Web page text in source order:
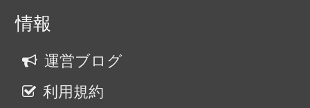
情報
運営ブログ
利用規約